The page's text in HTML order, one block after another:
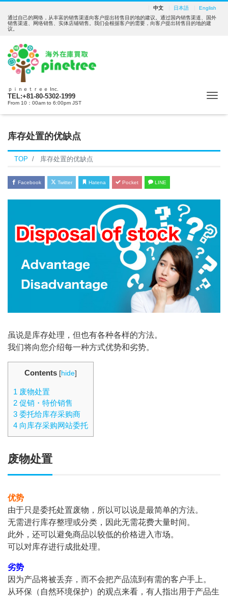
中文 日本語
English
通过自己的网络，从丰富的销售渠道向客户提出转售目的地的建议。通过国内销售渠道、国外
销售渠道、网络销售、实体店铺销售。我们会根据客户的需要，向客户提出转售目的地的建
议。
ｐｉｎｅｔｒｅｅ Inc.
TEL:+81-80-5302-1999
From 10：00am to 6:00pm JST
库存处置的优缺点
TOP 库存处置的优缺点
Facebook Twitter Hatena Pocket LINE
虽说是库存处理，但也有各种各样的方法。
我们将向您介绍每一种方式优势和劣势。
Contents [hide]
1 废物处置
2 促销・特价销售
3 委托给库存采购商
4 向库存采购网站委托
废物处置
优势
由于只是委托处置废物，所以可以说是最简单的方法。
无需进行库存整理或分类，因此无需花费大量时间。
此外，还可以避免商品以较低的价格进入市场。
可以对库存进行成批处理。
劣势
因为产品将被丢弃，而不会把产品流到有需的客户手上。
从环保（自然环境保护）的观点来看，有人指出用于产品生